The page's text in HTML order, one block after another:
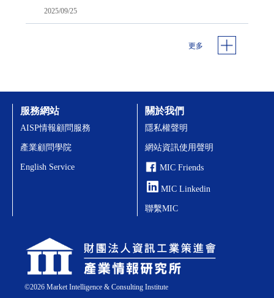
2025/09/25
更多
©2026Market Intelligence & Consulting Institute
服務網站
AISP情報顧問服務
產業顧問學院
English Service
關於我們
隱私權聲明
網站資訊使用聲明
MIC Friends
MIC Linkedin
聯繫MIC